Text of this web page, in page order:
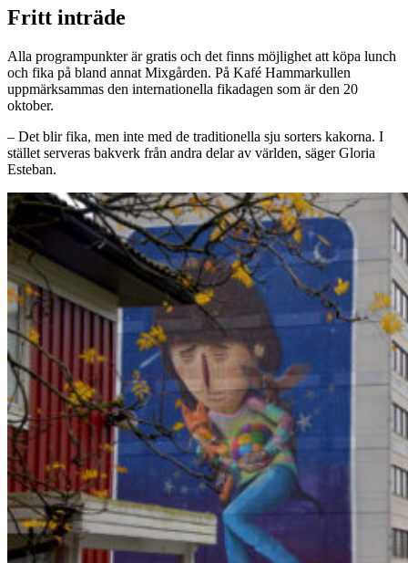
Fritt inträde
Alla programpunkter är gratis och det finns möjlighet att köpa lunch
och fika på bland annat Mixgården. På Kafé Hammarkullen
uppmärksammas den internationella fikadagen som är den 20
oktober.
– Det blir fika, men inte med de traditionella sju sorters kakorna. I
stället serveras bakverk från andra delar av världen, säger Gloria
Esteban.